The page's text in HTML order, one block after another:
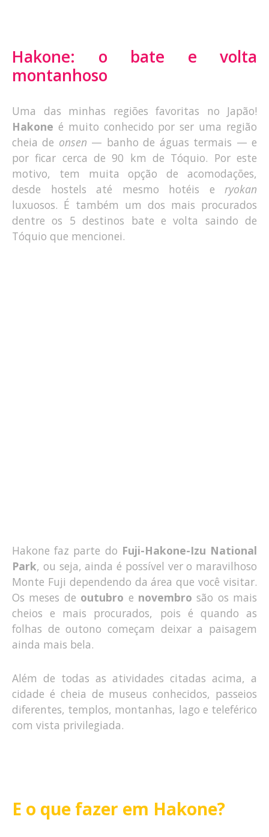
Hakone: o bate e volta
montanhoso
Uma das minhas regiões favoritas no Japão!
Hakone é muito conhecido por ser uma região
cheia de onsen — banho de águas termais — e
por ficar cerca de 90 km de Tóquio. Por este
motivo, tem muita opção de acomodações,
desde hostels até mesmo hotéis e ryokan
luxuosos. É também um dos mais procurados
dentre os 5 destinos bate e volta saindo de
Tóquio que mencionei.
Hakone faz parte do Fuji-Hakone-Izu National
Park, ou seja, ainda é possível ver o maravilhoso
Monte Fuji dependendo da área que você visitar.
Os meses de outubro e novembro são os mais
cheios e mais procurados, pois é quando as
folhas de outono começam deixar a paisagem
ainda mais bela.
Além de todas as atividades citadas acima, a
cidade é cheia de museus conhecidos, passeios
diferentes, templos, montanhas, lago e teleférico
com vista privilegiada.
E o que fazer em Hakone?